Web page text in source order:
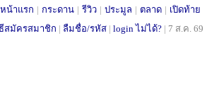
หน้าแรก | กระดาน | รีวิว | ประมูล | ตลาด | เปิดท้าย
สมัครสมาชิก | ลืมชื่อ/รหัส | login ไม่ได้? | 7 ส.ค. 69